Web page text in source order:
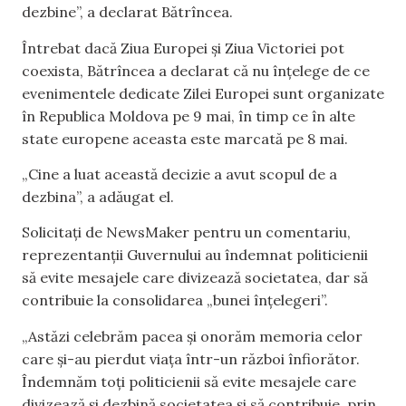
dezbine”, a declarat Bătrîncea.
Întrebat dacă Ziua Europei și Ziua Victoriei pot
coexista, Bătrîncea a declarat că nu înțelege de ce
evenimentele dedicate Zilei Europei sunt organizate
în Republica Moldova pe 9 mai, în timp ce în alte
state europene aceasta este marcată pe 8 mai.
„Cine a luat această decizie a avut scopul de a
dezbina”, a adăugat el.
Solicitați de NewsMaker pentru un comentariu,
reprezentanții Guvernului au îndemnat politicienii
să evite mesajele care divizează societatea, dar să
contribuie la consolidarea „bunei înțelegeri”.
„Astăzi celebrăm pacea și onorăm memoria celor
care și-au pierdut viața într-un război înfiorător.
Îndemnăm toți politicienii să evite mesajele care